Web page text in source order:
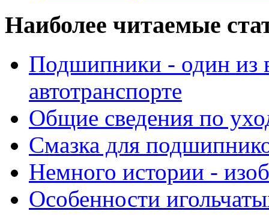
Наиболее читаемые
Подшипники - один из
автотранспорте
Общие сведения по
Смазка для
Немного истории -
Особенности